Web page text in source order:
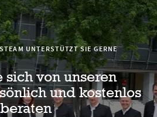
UNTERSTÜTZT SIE GERNE
sich von unseren
und kostenlos
beraten